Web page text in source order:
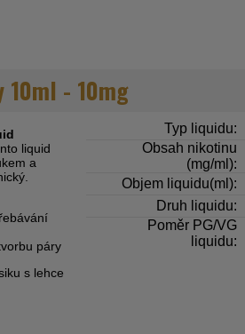
10ml - 10mg
liquid
a
páry
s lehce
Typ liquidu:
Obsah nikotinu
(mg/ml):
Objem liquidu(ml):
Druh liquidu:
Poměr PG/VG
liquidu: